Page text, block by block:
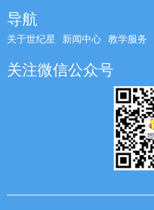
导航
关于世纪星 新闻中心 教学服务
关注微信公众号